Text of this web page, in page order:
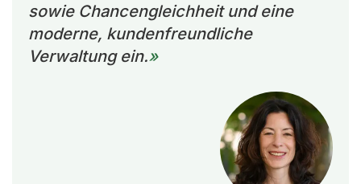
sowie Chancengleichheit und eine
moderne, kundenfreundliche
Verwaltung ein.